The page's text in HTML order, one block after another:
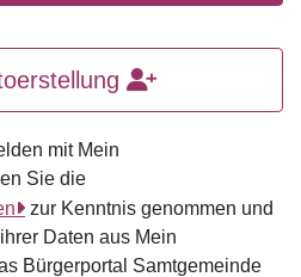
mit Mein
Sie die
zur Kenntnis genommen und
Daten aus Mein
Bürgerportal Samtgemeinde